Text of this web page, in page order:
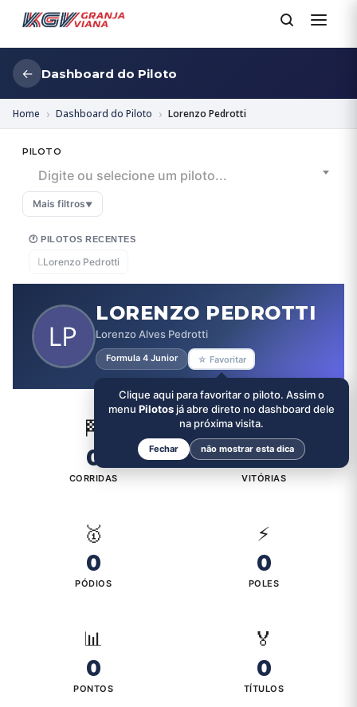
← Dashboard do Piloto
Home Dashboard do Piloto Lorenzo Pedrotti
PILOTO
Digite ou selecione um piloto...
Mais filtros▼
🕐 PILOTOS RECENTES
L Lorenzo Pedrotti
LORENZO PEDROTTI
Lorenzo Alves Pedrotti
Formula 4 Junior ☆ Favoritar
🏁
0
CORRIDAS
🏆
0
VITÓRIAS
🥇
0
PÓDIOS
⚡
0
POLES
📊
0
PONTOS
🏅
0
TÍTULOS
Clique aqui para favoritar o piloto. Assim o
menu Pilotos já abre direto no dashboard dele
na próxima visita.
Fechar não mostrar esta dica